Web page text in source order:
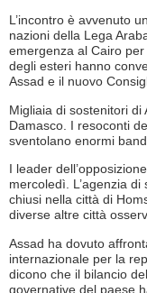
L’incontro è avvenuto
nazioni della Lega
emergenza al Cairo
degli esteri hanno
Assad e il nuovo
Migliaia di sostenitori
Damasco. I resoconti
sventolano enormi
I leader
mercoledì. L’agenzia
chiusi nella città di
diverse altre città
Assad ha dovuto
internazionale per la
dicono che il bilancio
governative del paese